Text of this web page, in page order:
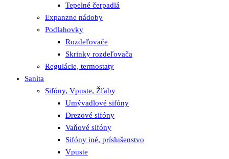
Tepelné čerpadlá
Expanzne nádoby
Podlahovky
Rozdeľovače
Skrinky rozdeľovača
Regulácie, termostaty
Sanita
Sifóny, Vpuste, Žľaby
Umývadlové sifóny
Drezové sifóny
Vaňové sifóny
Sifóny iné, príslušenstvo
Vpuste